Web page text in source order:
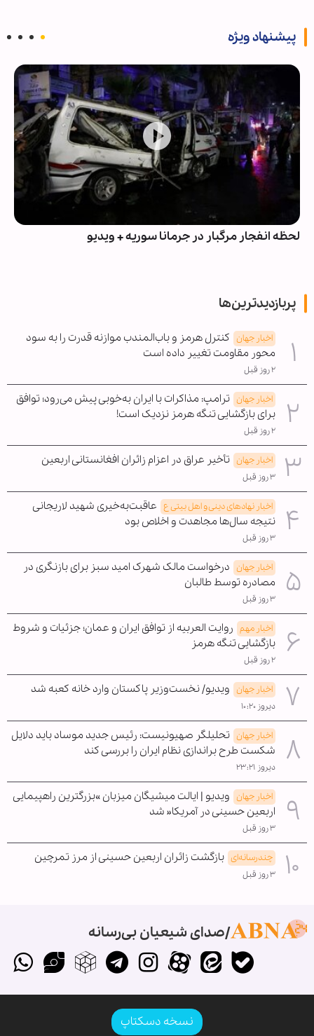
پیشنهاد ویژه
لحظه انفجار مرگبار در جرمانا سوریه + ویدیو
پربازدیدترین‌ها
اخبار جهان کنترل هرمز و باب‌المندب موازنه قدرت را به سود
محور مقاومت تغییر داده است
۲ روز قبل
اخبار جهان ترامپ: مذاکرات با ایران به‌خوبی پیش می‌رود؛ توافق
برای بازگشایی تنگه هرمز نزدیک است!
۲ روز قبل
اخبار جهان تأخیر عراق در اعزام زائران افغانستانی اربعین
۳ روز قبل
اخبار نهادهای دینی و اهل بیتی ع عاقبت‌به‌خیری شهید لاریجانی
نتیجه سال‌ها مجاهدت و اخلاص بود
۳ روز قبل
اخبار جهان درخواست مالک شهرک امید سبز برای بازنگری در
مصادره توسط طالبان
۳ روز قبل
اخبار مهم روایت العربیه از توافق ایران و عمان؛ جزئیات و شروط
بازگشایی تنگه هرمز
۲ روز قبل
اخبار جهان ویدیو/ نخست‌وزیر پاکستان وارد خانه کعبه شد
دیروز ۱۰:۲۰
اخبار جهان تحلیلگر صهیونیست: رئیس جدید موساد باید دلایل
شکست طرح براندازی نظام ایران را بررسی کند
دیروز ۲۳:۲۱
اخبار جهان ویدیو | ایالت میشیگان میزبان »بزرگترین راهپیمایی
اربعین حسینی در آمریکا« شد
۳ روز قبل
چندرسانه‌ای بازگشت زائران اربعین حسینی از مرز تمرچین
۳ روز قبل
صدای شیعیان بی‌رسانه
نسخه دسکتاپ